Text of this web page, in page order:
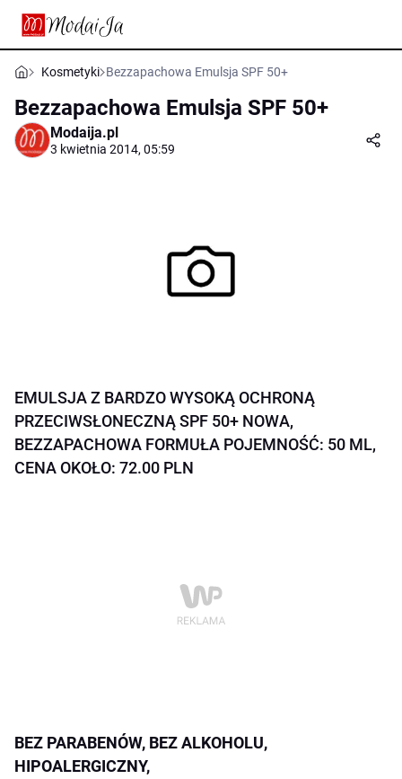
Kosmetyki Bezzapachowa Emulsja SPF 50+
Bezzapachowa Emulsja SPF 50+
Modaija.pl
3 kwietnia 2014, 05:59
EMULSJA Z BARDZO WYSOKĄ OCHRONĄ
PRZECIWSŁONECZNĄ SPF 50+ NOWA,
BEZZAPACHOWA FORMUŁA POJEMNOŚĆ: 50 ML,
CENA OKOŁO: 72.00 PLN
BEZ PARABENÓW, BEZ ALKOHOLU,
HIPOALERGICZNY,